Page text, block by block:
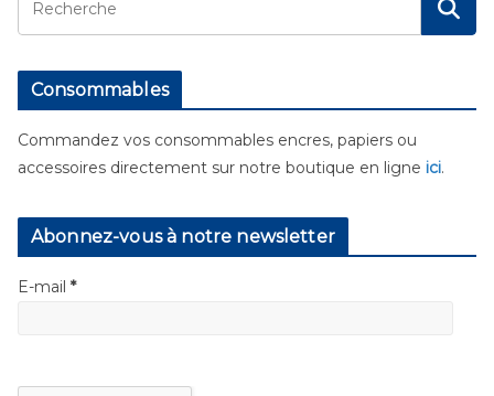
Consommables
Commandez vos consommables encres, papiers ou
accessoires directement sur notre boutique en ligne ici.
Abonnez-vous à notre newsletter
E-mail *